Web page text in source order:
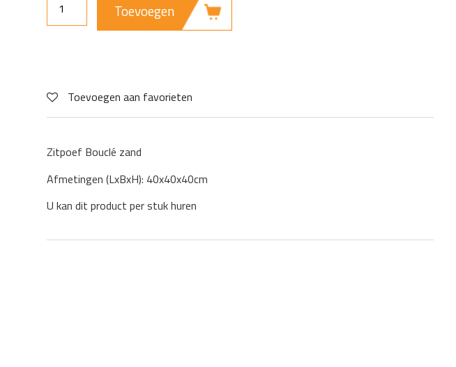
Toevoegen
Toevoegen aan favorieten
Zitpoef Bouclé zand
Afmetingen (LxBxH): 40x40x40cm
U kan dit product per stuk huren